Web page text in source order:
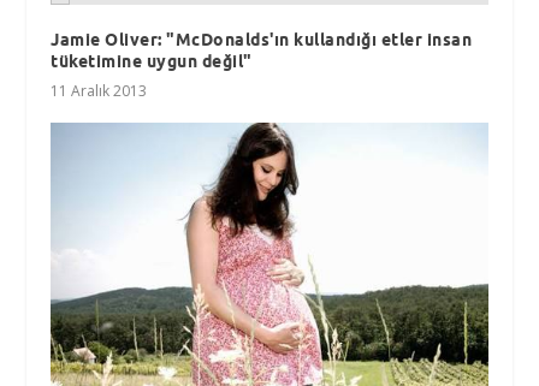
Jamie Oliver: "McDonalds'ın kullandığı etler insan
tüketimine uygun değil"
11 Aralık 2013